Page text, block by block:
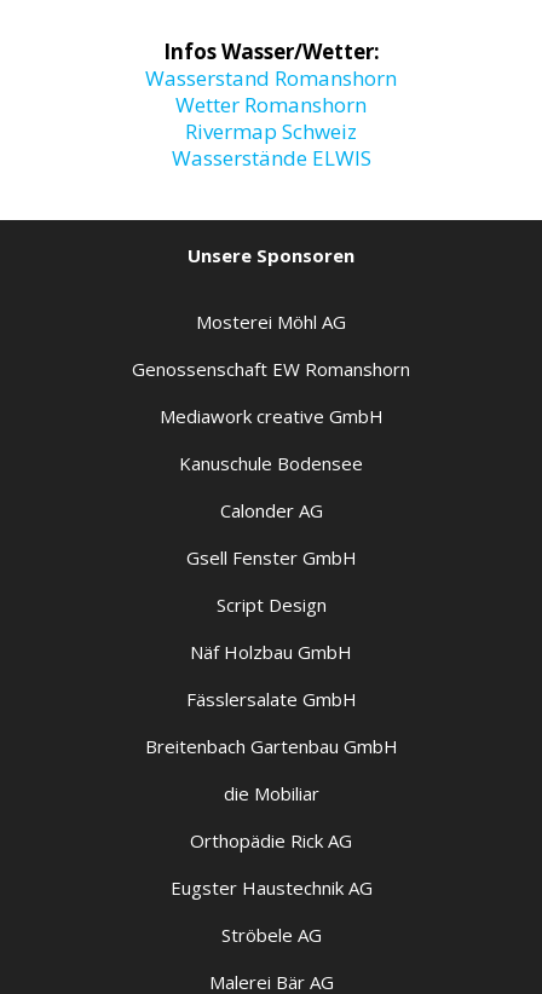
Infos Wasser/Wetter:
Wasserstand Romanshorn
Wetter Romanshorn
Rivermap Schweiz
Wasserstände ELWIS
Unsere Sponsoren
Mosterei Möhl AG
Genossenschaft EW Romanshorn
Mediawork creative GmbH
Kanuschule Bodensee
Calonder AG
Gsell Fenster GmbH
Script Design
Näf Holzbau GmbH
Fässlersalate GmbH
Breitenbach Gartenbau GmbH
die Mobiliar
Orthopädie Rick AG
Eugster Haustechnik AG
Ströbele AG
Malerei Bär AG